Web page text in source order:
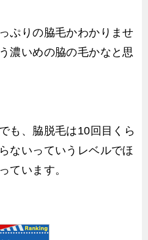
ぷりの脇毛かわかりませ
濃いめの脇の毛かなと思
も、脇脱毛は10回目くら
ないっていうレベルでほ
ています。